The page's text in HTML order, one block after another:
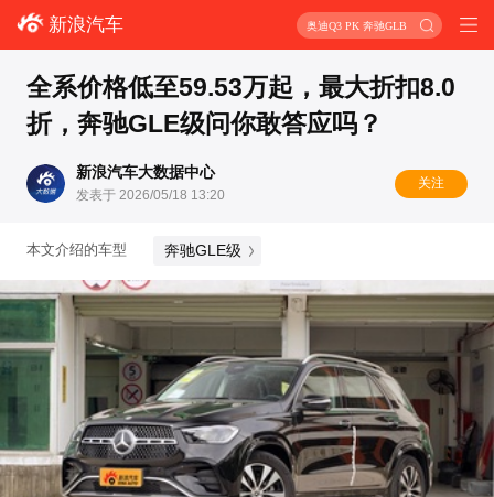
新浪汽车 奥迪Q3 PK 奔驰GLB
全系价格低至59.53万起，最大折扣8.0
折，奔驰GLE级问你敢答应吗？
新浪汽车大数据中心
发表于 2026/05/18 13:20
关注
本文介绍的车型 奔驰GLE级